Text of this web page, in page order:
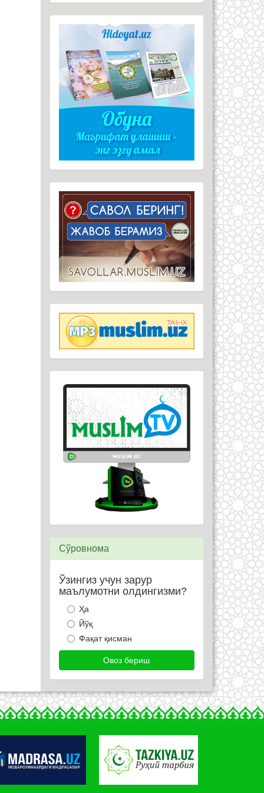
Сўровнома
Ўзингиз учун зарур
маълумотни олдингизми?
Ҳа
Йўқ
Фақат қисман